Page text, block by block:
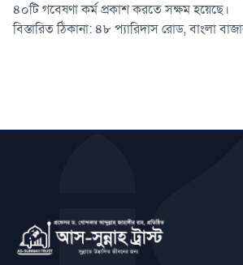
৪০টি গবেষণা কর্ম প্রকাশ করতে সক্ষম হয়েছে।
বিস্তারিত ঠিকানা: ৪৮ প্যারিদাস রোড, বাংলা